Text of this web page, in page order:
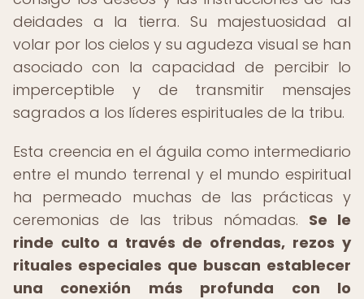
deidades a la tierra. Su majestuosidad al
volar por los cielos y su agudeza visual se han
asociado con la capacidad de percibir lo
imperceptible y de transmitir mensajes
sagrados a los líderes espirituales de la tribu.
Esta creencia en el águila como intermediario
entre el mundo terrenal y el mundo espiritual
ha permeado muchas de las prácticas y
ceremonias de las tribus nómadas. Se le
rinde culto a través de ofrendas, rezos y
rituales especiales que buscan establecer
una conexión más profunda con lo